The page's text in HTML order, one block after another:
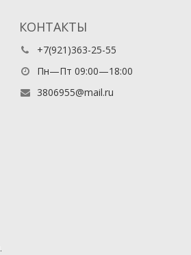
КОНТАКТЫ
+7(921)363-25-55
Пн—Пт 09:00—18:00
3806955@mail.ru
.